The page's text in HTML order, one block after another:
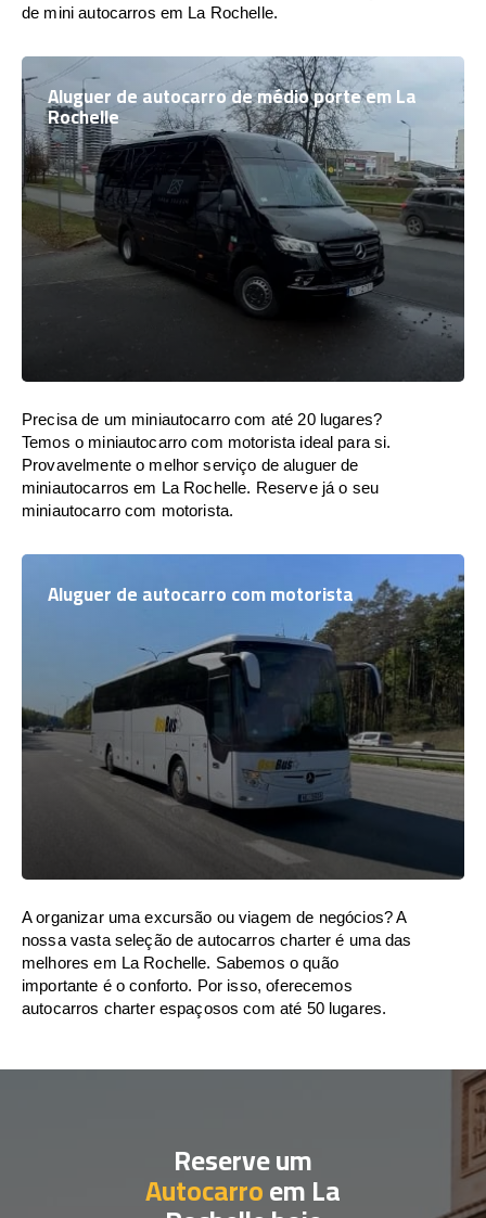
de mini autocarros em La Rochelle.
Aluguer de autocarro de médio porte em La
Rochelle
Precisa de um miniautocarro com até 20 lugares?
Temos o miniautocarro com motorista ideal para si.
Provavelmente o melhor serviço de aluguer de
miniautocarros em La Rochelle. Reserve já o seu
miniautocarro com motorista.
Aluguer de autocarro com motorista
A organizar uma excursão ou viagem de negócios? A
nossa vasta seleção de autocarros charter é uma das
melhores em La Rochelle. Sabemos o quão
importante é o conforto. Por isso, oferecemos
autocarros charter espaçosos com até 50 lugares.
Reserve um
Autocarroem La